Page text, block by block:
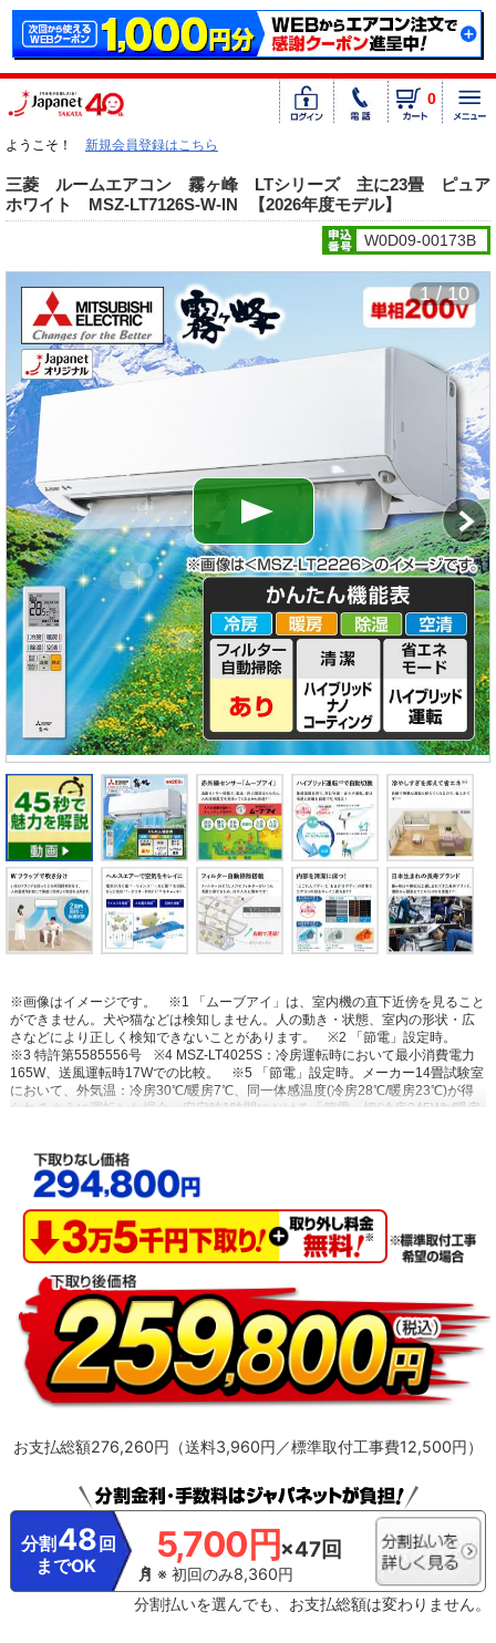
0
ようこそ！ 新規会員登録はこちら
三菱 ルームエアコン 霧ヶ峰 LTシリーズ 主に23畳 ピュア
ホワイト MSZ-LT7126S-W-IN
【2026年度モデル】
W0D09-00173B
1 / 10
※画像はイメージです。
※1 「ムーブアイ」は、室内機の直下近傍を見ること
ができません。犬や猫などは検知しません。人の動き・状態、室内の形状・広
さなどにより正しく検知できないことがあります。
※2 「節電」設定時。
※3 特許第5585556号
※4 MSZ-LT4025S：冷房運転時において最小消費電力
165W、送風運転時17Wでの比較。
※5 「節電」設定時。メーカー14畳試験室
において、外気温：冷房30℃/暖房7℃、同一体感温度(冷房28℃/暖房23℃)が得
られるように運転した場合。安定時1時間における「節電」切(冷房245Wh/暖房
ものではありません。
していない。0.3μｍ未満の微小粒子状物質は除去未確認。
ドナノコーティング」なしとありのエアコンでそれぞれ10年使用後の汚れを想
定 ※12 特許第4698721号 他
※13 エアコン内部のオゾン濃度0.1ppm未
※14 付属品の一部除く
お支払総額276,260円（送料3,960円／標準取付工事費12,500円）
分割 48 回
までOK
5,700円×47回
※ 初回のみ8,360円
分割払いを選んでも、お支払総額は変わりません。